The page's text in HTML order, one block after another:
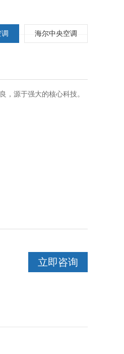
海尔中央空调
，源于强大的核心科技。
立即咨询